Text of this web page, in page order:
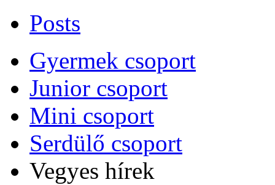
Posts
Gyermek csoport
Junior csoport
Mini csoport
Serdülő csoport
Vegyes hírek